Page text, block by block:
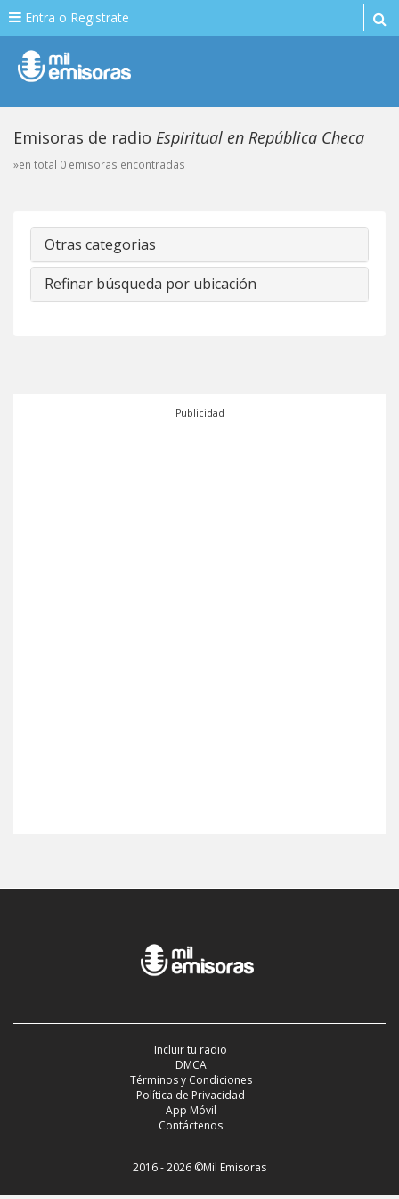
Entra o Registrate
Emisoras de radio Espiritual en República Checa
»en total 0 emisoras encontradas
Otras categorias
Refinar búsqueda por ubicación
Publicidad
Incluir tu radio
DMCA
Términos y Condiciones
Política de Privacidad
App Móvil
Contáctenos
2016 - 2026 ©Mil Emisoras